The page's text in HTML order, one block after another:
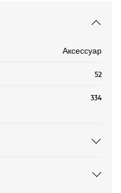
Аксессуар
52
334